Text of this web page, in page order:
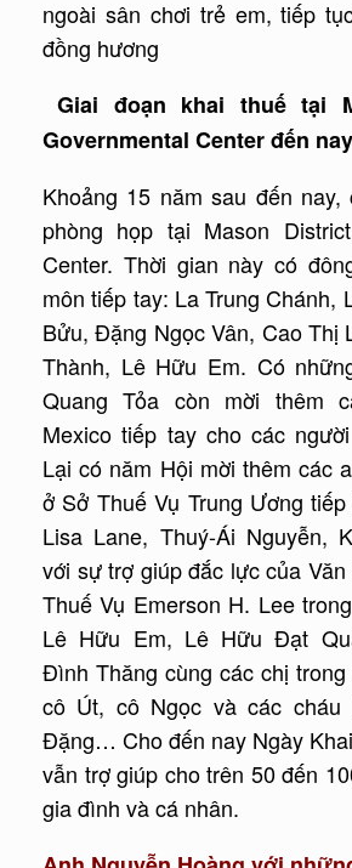
ngoài sân chơi trẻ em, tiếp
đồng hương
Giai đoạn khai thuế tại
Governmental Center đến nay
Khoảng 15 năm sau đến nay,
phòng họp tại Mason
Center. Thời gian này có
môn tiếp tay: La Trung Chánh,
Bửu, Đặng Ngọc Vân, Cao Thị
Thành, Lê Hữu Em. Có
Quang Tỏa còn mời thêm
Mexico tiếp tay cho các
Lại có năm Hội mời thêm các
ở Sở Thuế Vụ Trung Ương
Lisa Lane, Thuý-Ái Nguyễn,
với sự trợ giúp đắc lực của Văn
Thuế Vụ Emerson H. Lee
Lê Hữu Em, Lê Hữu Đạt
Đình Thăng cùng các chị
cô Út, cô Ngọc và các cháu
Đặng… Cho đến nay Ngày
vẫn trợ giúp cho trên 50 đến
gia đình và cá nhân.